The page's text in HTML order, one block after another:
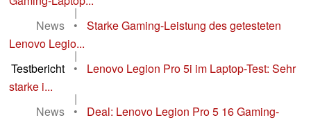
|
News
•
Starke Gaming-Leistung des getesteten
Lenovo Legio...
|
Testbericht
•
Lenovo Legion Pro 5i im Laptop-Test: Sehr
starke i...
|
News
•
Deal: Lenovo Legion Pro 5 16 Gaming-